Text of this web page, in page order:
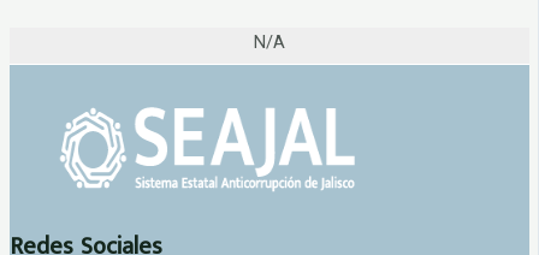
N/A
Redes Sociales